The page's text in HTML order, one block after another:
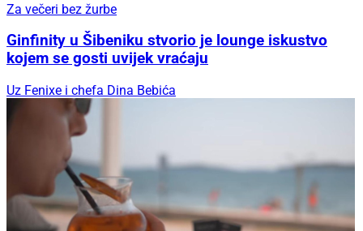
Za večeri bez žurbe
Ginfinity u Šibeniku stvorio je lounge iskustvo
kojem se gosti uvijek vraćaju
Uz Fenixe i chefa Dina Bebića